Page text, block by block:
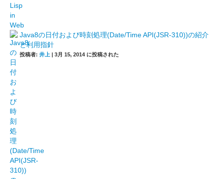
Java8の日付および時刻処理(Date/Time API(JSR-310))の紹介
と利用指針
投稿者: 井上 | 3月 15, 2014 に投稿された